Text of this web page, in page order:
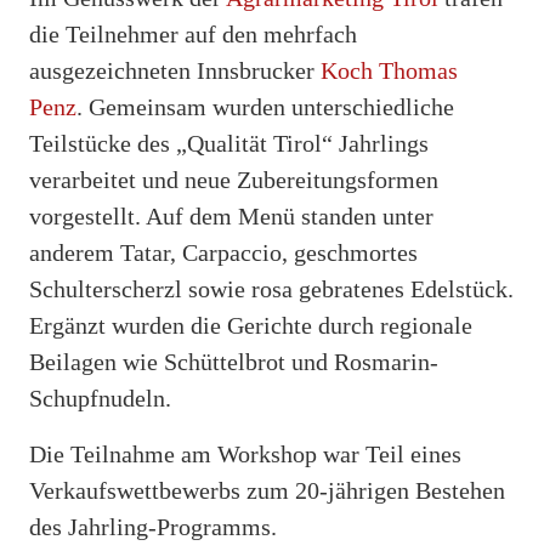
die Teilnehmer auf den mehrfach
ausgezeichneten Innsbrucker Koch Thomas
Penz. Gemeinsam wurden unterschiedliche
Teilstücke des „Qualität Tirol“ Jahrlings
verarbeitet und neue Zubereitungsformen
vorgestellt. Auf dem Menü standen unter
anderem Tatar, Carpaccio, geschmortes
Schulterscherzl sowie rosa gebratenes Edelstück.
Ergänzt wurden die Gerichte durch regionale
Beilagen wie Schüttelbrot und Rosmarin-
Schupfnudeln.
Die Teilnahme am Workshop war Teil eines
Verkaufswettbewerbs zum 20-jährigen Bestehen
des Jahrling-Programms.